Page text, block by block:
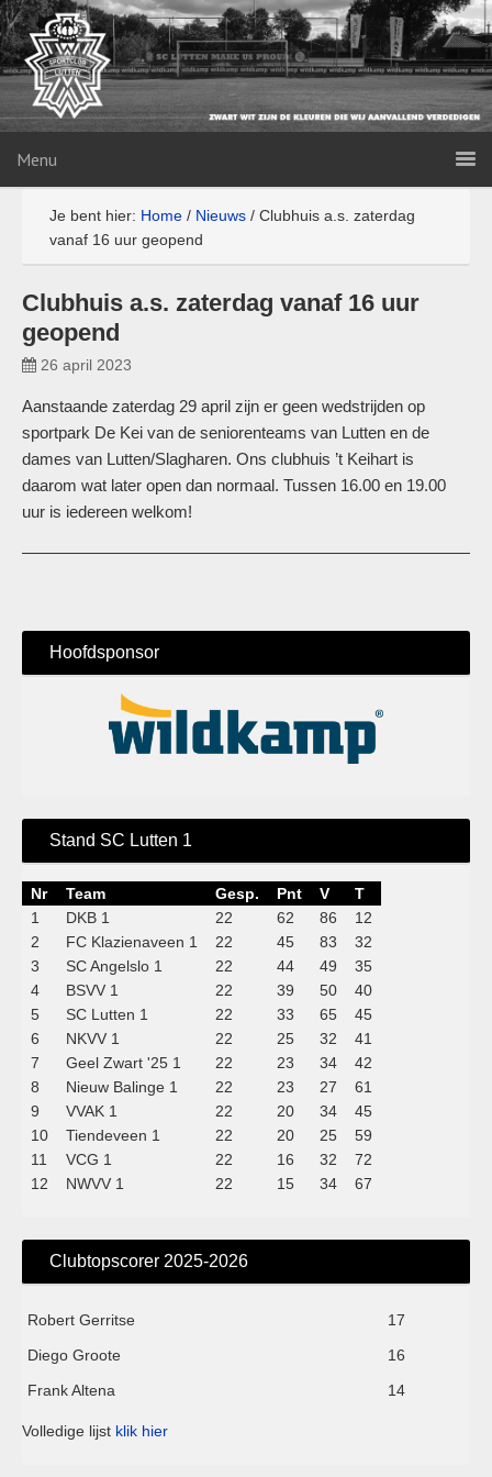
Menu
Je bent hier: Home / Nieuws / Clubhuis a.s. zaterdag
vanaf 16 uur geopend
Clubhuis a.s. zaterdag vanaf 16 uur
geopend
26 april 2023
Aanstaande zaterdag 29 april zijn er geen wedstrijden op
sportpark De Kei van de seniorenteams van Lutten en de
dames van Lutten/Slagharen. Ons clubhuis ’t Keihart is
daarom wat later open dan normaal. Tussen 16.00 en 19.00
uur is iedereen welkom!
Hoofdsponsor
Stand SC Lutten 1
Nr Team Gesp. Pnt V
T
1
DKB 1 22 62 86
12
2
FC Klazienaveen 1 22 45 83
32
3
SC Angelslo 1 22 44 49
35
4
BSVV 1 22 39 50
40
5
SC Lutten 1 22 33 65
45
6
NKVV 1 22 25 32
41
7
Geel Zwart '25 1 22 23 34
42
8
Nieuw Balinge 1 22 23 27
61
9
VVAK 1 22 20 34
45
10
Tiendeveen 1 22 20 25
59
11
VCG 1 22 16 32
72
12
NWVV 1 22 15 34 67
Clubtopscorer 2025-2026
Robert Gerritse
17
Diego Groote
16
Frank Altena
14
Volledige lijst klik hier